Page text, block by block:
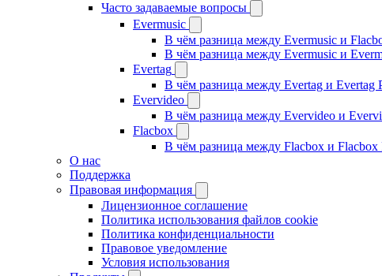
Часто задаваемые вопросы
Evermusic
В чём разница между Evermusic и
В чём разница между Evermusic и
Evertag
В чём разница между Evertag и Evertag
Evervideo
В чём разница между Evervideo и
Flacbox
В чём разница между Flacbox и Flacbox
О нас
Поддержка
Правовая информация
Лицензионное соглашение
Политика использования файлов cookie
Политика конфиденциальности
Правовое уведомление
Условия использования